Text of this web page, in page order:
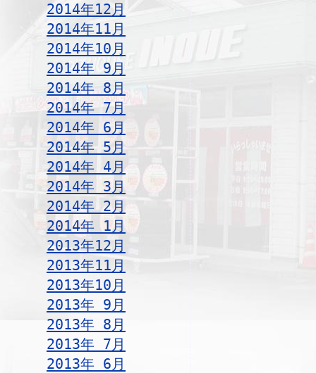
2014年12月
2014年11月
2014年10月
2014年 9月
2014年 8月
2014年 7月
2014年 6月
2014年 5月
2014年 4月
2014年 3月
2014年 2月
2014年 1月
2013年12月
2013年11月
2013年10月
2013年 9月
2013年 8月
2013年 7月
2013年 6月